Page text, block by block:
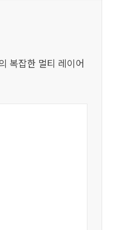
복잡한 멀티 레이어